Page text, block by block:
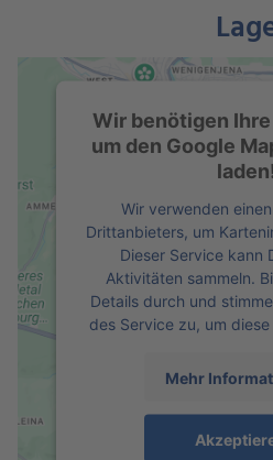
Wir benötigen
um den Google
laden!
Wir verwenden
Drittanbieters, um
Dieser Service kann
Aktivitäten sammeln.
Details durch und
des Service zu, um
Mehr